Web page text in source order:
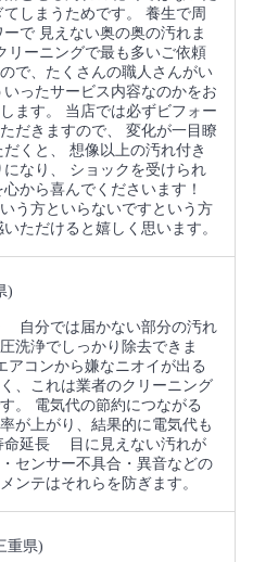
しまうためです。 養生で周
で 見えない奥の奥の汚れま
リーニングで最も多いご依頼
で、たくさんの職人さんがい
ったサービス内容なのかをお
ます。 当店では必ずビフォー
だきますので、 変化が一目瞭
くと、 想像以上の汚れ付き
なり、 ショックを受けられ
から喜んでくださいます！
う方といらないですという方
ただけると嬉しく思います。
)
自分では届かない部分の汚れ
洗浄でしっかり除去できま
コンから嫌なニオイが出る
、これは業者のクリーニング
。 電気代の節約につながる
が上がり、結果的に電気代も
命延長 目に見えない汚れが
センサー不具合・異音などの
ンテはそれらを防ぎます。
重県)